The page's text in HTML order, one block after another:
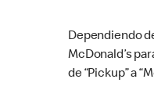
Dependiendo
McDonald’s
de “Pickup” a